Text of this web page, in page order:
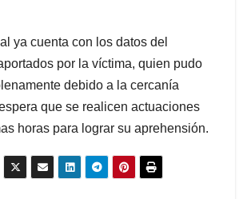
ya cuenta con los datos del
por la víctima, quien pudo
debido a la cercanía
que se realicen actuaciones
horas para lograr su aprehensión.